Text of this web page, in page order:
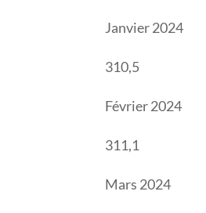
Janvier 2024
310,5
Février 2024
311,1
Mars 2024